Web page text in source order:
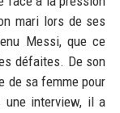
mari lors de ses
Messi, que ce
défaites. De son
de sa femme pour
une interview, il a